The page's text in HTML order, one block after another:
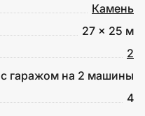
Камень
27 x 25 м
2
с гаражом на 2 машины
4